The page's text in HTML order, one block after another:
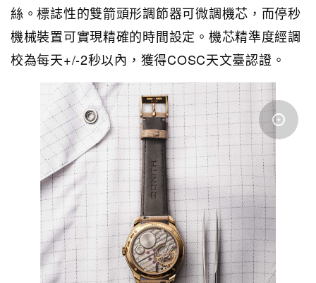
絲。標誌性的雙箭頭形調節器可微調機芯，而停秒
機械裝置可實現精確的時間設定。機芯精準度經調
校為每天+/-2秒以內，獲得COSC天文臺認證。